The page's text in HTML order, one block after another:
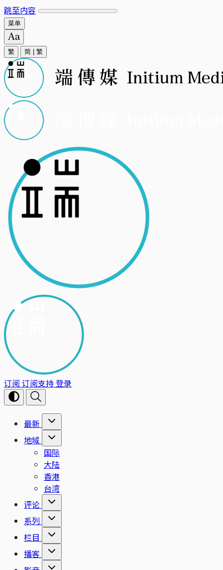
跳至内容
菜单
繁 简 繁
订阅 订阅支持登录
最新
地域
国际
大陆
香港
台湾
评论
系列
栏目
播客